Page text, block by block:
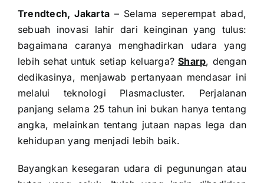
Trendtech, Jakarta – Selama seperempat abad,
sebuah inovasi lahir dari keinginan yang tulus:
bagaimana caranya menghadirkan udara yang
lebih sehat untuk setiap keluarga?Sharp, dengan
dedikasinya, menjawab pertanyaan mendasar ini
melalui teknologi Plasmacluster. Perjalanan
panjang selama 25 tahun ini bukan hanya tentang
angka, melainkan tentang jutaan napas lega dan
kehidupan yang menjadi lebih baik.
Bayangkan kesegaran udara di pegunungan atau